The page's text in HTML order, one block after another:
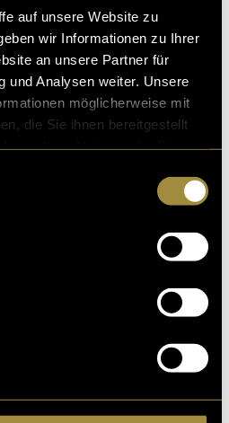
auf unsere Website zu
wir Informationen zu Ihrer
an unsere Partner für
und Analysen weiter. Unsere
möglicherweise mit
die Sie ihnen bereitgestellt
MarketingCookies um
Event mit einigen
aus den Streams.
wir ein innovatives mobiles
insbesondere in Bezug
Optimierung der
Distanzen für die